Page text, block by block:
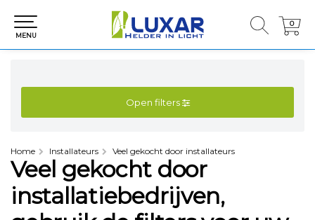
0
0
MENU
Open filters
Home Installateurs Veel gekocht door installateurs
Veel gekocht door
installatiebedrijven,